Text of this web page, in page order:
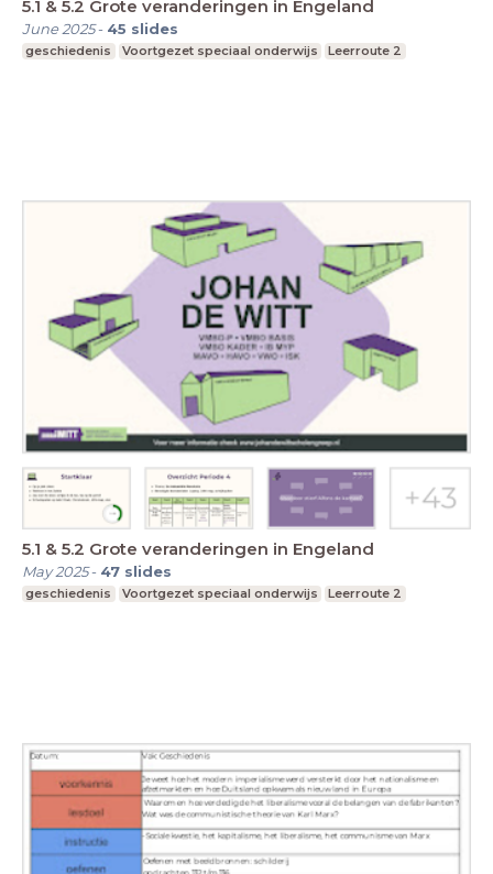
5.1 & 5.2 Grote veranderingen in Engeland
June 2025- 45 slides
geschiedenis Voortgezet speciaal onderwijs Leerroute 2
5.1 & 5.2 Grote veranderingen in Engeland
May 2025- 47 slides
geschiedenis Voortgezet speciaal onderwijs Leerroute 2